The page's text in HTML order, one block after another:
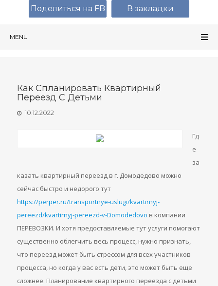
MENU
Как Спланировать Квартирный
Переезд С Детьми
10.12.2022
Гд
е
за
казать квартирный переезд в г. Домодедово можно
сейчас быстро и недорого тут
https://perper.ru/transportnye-uslugi/kvartirnyj-
pereezd/kvartirnyj-pereezd-v-Domodedovo в компании
ПЕРЕВОЗКИ. И хотя предоставляемые тут услуги помогают
существенно облегчить весь процесс, нужно признать,
что переезд может быть стрессом для всех участников
процесса, но когда у вас есть дети, это может быть еще
сложнее. Планирование квартирного переезда с детьми
Поделиться на FB В закладки